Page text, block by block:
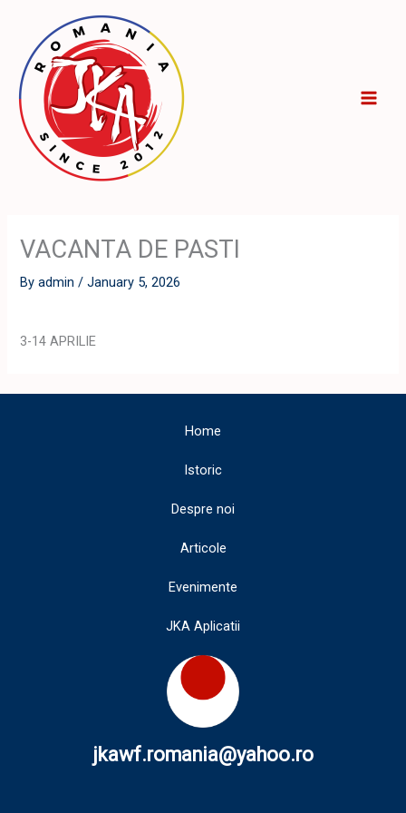
content
VACANTA DE PASTI
Byadmin/January 5, 2026
3-14 APRILIE
Home
Istoric
Despre noi
Articole
Evenimente
JKA Aplicatii
jkawf.romania@yahoo.ro